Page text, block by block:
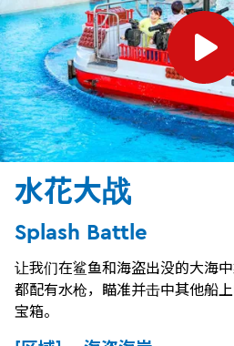
水花大战
Splash Battle
让我们在鲨鱼和海盗出没的大海
都配有水枪，瞄准并击中其他船
宝箱。